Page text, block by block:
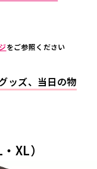
をご参照ください
ッズ、当日の物
XL）